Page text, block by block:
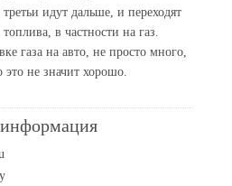
идут дальше, и переходят
в частности на газ.
газа на авто, не просто много,
не значит хорошо.